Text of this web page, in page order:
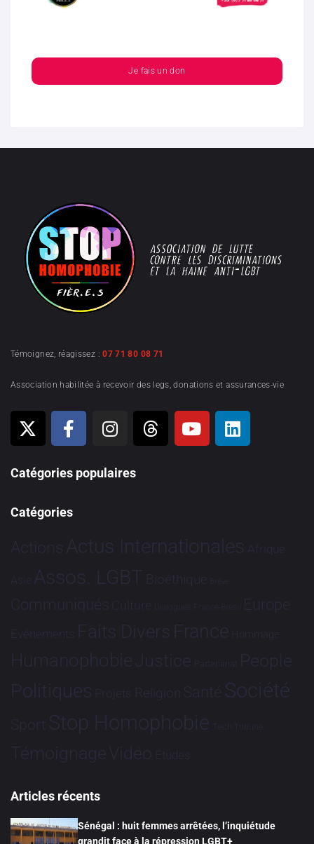
Je fais un don
Témoignez, réagissez :07 71 80 08 71
Association habilitée à recevoir des legs, donations et assurances-vie
Catégories populaires
Catégories
Actions Actus Internationales Afrique
Asie Assos. LGBT Bioéthique Brève
Communiqués Culture Dialogues France-Brésil Europe
Evénements Faits Divers France Hommage
HumanophobieJustice Partenariat People
Politiques Projets Religion Santé Société
Sport Stop Homophobie Tech Tribune
TémoignageVidéo Études
Articles récents
Sénégal : huit femmes arrêtées, l’inquiétude
grandit face à la répression LGBT+